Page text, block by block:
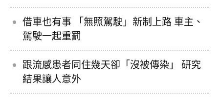
借車也有事 「無照駕駛」新制上路 車主、
駕駛一起重罰
跟流感患者同住幾天卻「沒被傳染」 研究
結果讓人意外